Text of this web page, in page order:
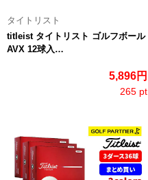
タイトリスト
titleist タイトリスト ゴルフボール
AVX 12球入…
5,896円
265 pt